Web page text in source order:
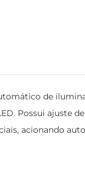
de
Possui ajuste
acionando